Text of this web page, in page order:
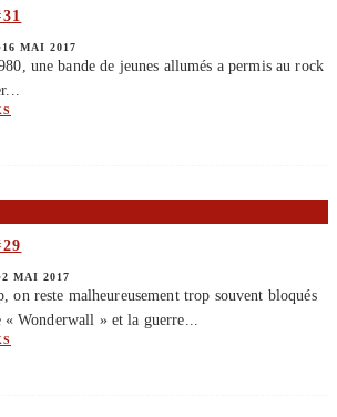
·16 MAI 2017
une bande de jeunes allumés a permis au rock
...
·2 MAI 2017
on reste malheureusement trop souvent bloqués
Wonderwall » et la guerre